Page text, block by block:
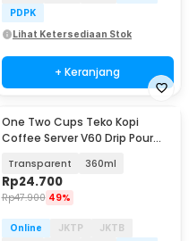
PDPK
Lihat Ketersediaan Stok
+ Keranjang
One Two Cups Teko Kopi
Coffee Server V60 Drip Pour
Transparent 360ml
Rp24.700
Rp47.900 49%
Online JKTP
JKTB